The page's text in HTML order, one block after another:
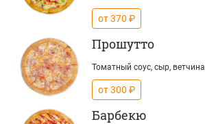
от 370 ₽
Прошутто
Томатный соус, сыр, ветчина
от 300 ₽
Барбекю